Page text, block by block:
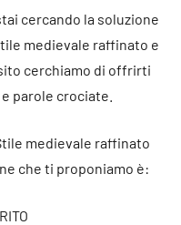
cercando la soluzione
medievale raffinato e
cerchiamo di offrirti
parole crociate.
medievale raffinato
che ti proponiamo è: